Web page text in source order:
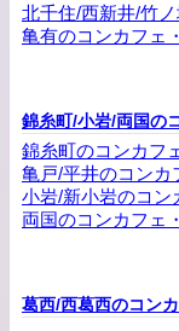
北千住/西新井/竹
亀有のコンカフェ
錦糸町/小岩/両国の
錦糸町のコンカフ
亀戸/平井のコンカ
小岩/新小岩のコン
両国のコンカフェ
葛西/西葛西のコン